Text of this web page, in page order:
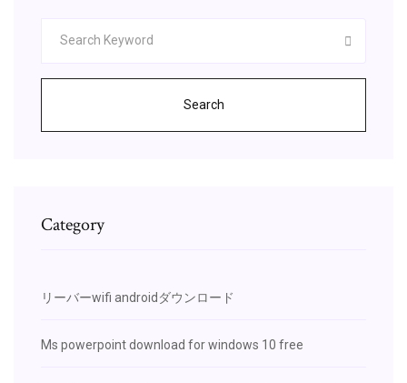
Search
Category
リーバーwifi androidダウンロード
Ms powerpoint download for windows 10 free